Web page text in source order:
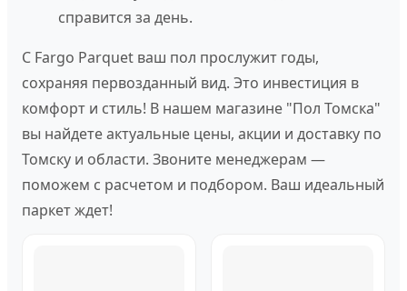
справится за день.
С Fargo Parquet ваш пол прослужит годы,
сохраняя первозданный вид. Это инвестиция в
комфорт и стиль! В нашем магазине "Пол Томска"
вы найдете актуальные цены, акции и доставку по
Томску и области. Звоните менеджерам —
поможем с расчетом и подбором. Ваш идеальный
паркет ждет!